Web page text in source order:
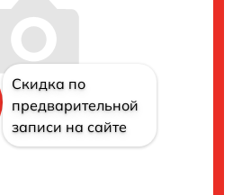
Скидка по
предварительной
записи на сайте